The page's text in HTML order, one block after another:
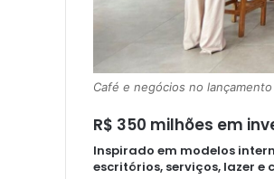
Café e negócios no
R$ 350 milhões em
Inspirado em modelos
escritórios, serviços, lazer